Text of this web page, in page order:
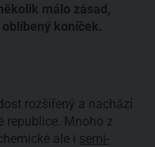
málo zásad,
koníček.
rozšířený a nachází
republice. Mnoho z
ale i semi-